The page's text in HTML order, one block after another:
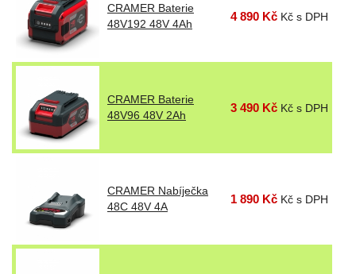
CRAMER Baterie
48V192 48V 4Ah
4 890 Kč Kč s DPH
CRAMER Baterie
48V96 48V 2Ah
3 490 Kč Kč s DPH
CRAMER Nabíječka
48C 48V 4A
1 890 Kč Kč s DPH